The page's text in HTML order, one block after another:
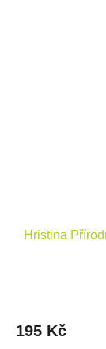
Hristina
195 Kč